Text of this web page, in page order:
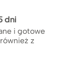
dni
i gotowe
z